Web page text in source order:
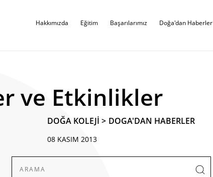
Hakkımızda Eğitim Başarılarımız Doğa'dan Haberler
ve Etkinlikler
DOĞA KOLEJİ > DOGA'DAN HABERLER
08 KASIM 2013